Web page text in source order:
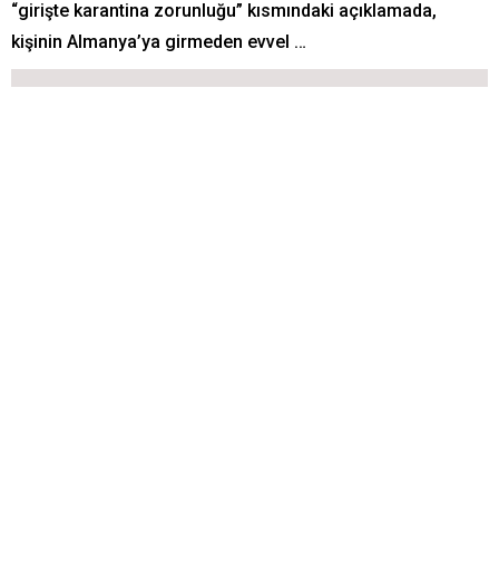
“girişte karantina zorunluğu” kısmındaki açıklamada,
kişinin Almanya’ya girmeden evvel …